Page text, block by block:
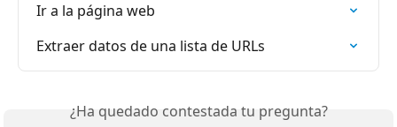
Ir a la página web
Extraer datos de una lista de URLs
¿Ha quedado contestada tu pregunta?